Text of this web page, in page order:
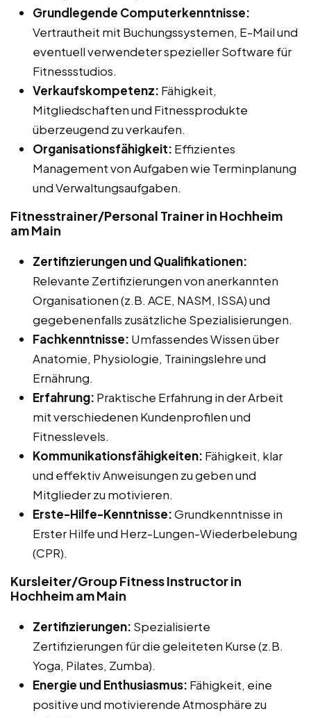
Grundlegende Computerkenntnisse:
Vertrautheit mit Buchungssystemen, E-Mail und
eventuell verwendeter spezieller Software für
Fitnessstudios.
Verkaufskompetenz: Fähigkeit,
Mitgliedschaften und Fitnessprodukte
überzeugend zu verkaufen.
Organisationsfähigkeit: Effizientes
Management von Aufgaben wie Terminplanung
und Verwaltungsaufgaben.
Fitnesstrainer/Personal Trainer in Hochheim
am Main
Zertifizierungen und Qualifikationen:
Relevante Zertifizierungen von anerkannten
Organisationen (z.B. ACE, NASM, ISSA) und
gegebenenfalls zusätzliche Spezialisierungen.
Fachkenntnisse: Umfassendes Wissen über
Anatomie, Physiologie, Trainingslehre und
Ernährung.
Erfahrung: Praktische Erfahrung in der Arbeit
mit verschiedenen Kundenprofilen und
Fitnesslevels.
Kommunikationsfähigkeiten: Fähigkeit, klar
und effektiv Anweisungen zu geben und
Mitglieder zu motivieren.
Erste-Hilfe-Kenntnisse:Grundkenntnisse in
Erster Hilfe und Herz-Lungen-Wiederbelebung
(CPR).
Kursleiter/Group Fitness Instructor in
Hochheim am Main
Zertifizierungen: Spezialisierte
Zertifizierungen für die geleiteten Kurse (z.B.
Yoga, Pilates, Zumba).
Energie und Enthusiasmus: Fähigkeit, eine
positive und motivierende Atmosphäre zu